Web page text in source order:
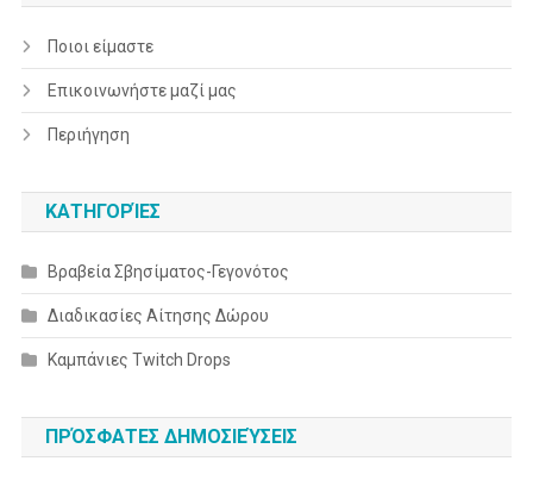
Ποιοι είμαστε
Επικοινωνήστε μαζί μας
Περιήγηση
ΚΑΤΗΓΟΡΊΕΣ
Βραβεία Σβησίματος-Γεγονότος
Διαδικασίες Αίτησης Δώρου
Καμπάνιες Twitch Drops
ΠΡΌΣΦΑΤΕΣ ΔΗΜΟΣΙΕΎΣΕΙΣ